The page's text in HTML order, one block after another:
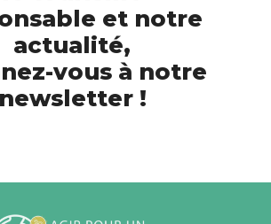
et notre
actualité,
vous à notre
newsletter !